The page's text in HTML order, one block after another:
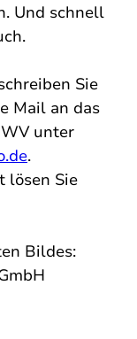
Und schnell
Sie
Mail an das
unter
.
lösen Sie
Bildes: